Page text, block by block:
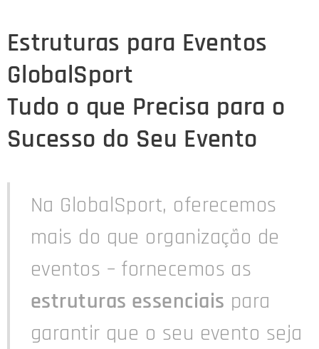
Estruturas para Eventos
GlobalSport
Tudo o que Precisa para o
Sucesso do Seu Evento
Na GlobalSport, oferecemos
mais do que organização de
eventos – fornecemos as
estruturas essenciais para
garantir que o seu evento seja